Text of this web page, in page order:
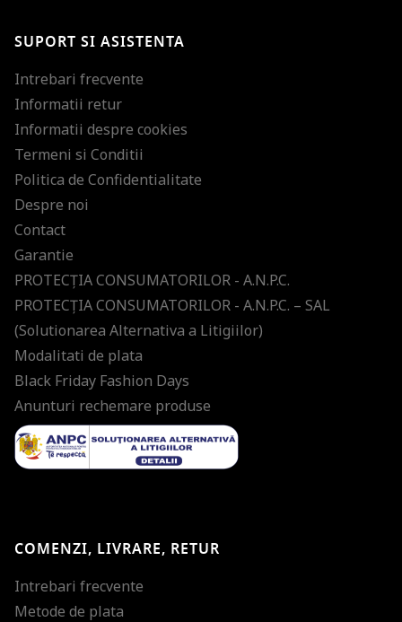
SUPORT SI ASISTENTA
Intrebari frecvente
Informatii retur
Informatii despre cookies
Termeni si Conditii
Politica de Confidentialitate
Despre noi
Contact
Garantie
PROTECŢIA CONSUMATORILOR - A.N.P.C.
PROTECŢIA CONSUMATORILOR - A.N.P.C. – SAL
(Solutionarea Alternativa a Litigiilor)
Modalitati de plata
Black Friday Fashion Days
Anunturi rechemare produse
COMENZI, LIVRARE, RETUR
Intrebari frecvente
Metode de plata